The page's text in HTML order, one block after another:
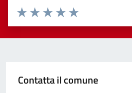
Valuta 5 stelle su 5
Valuta 4 stelle su 5
Valuta 3 stelle su 5
Valuta 2 stelle su 5
Valuta 1 stelle su 5
Contatta il comune